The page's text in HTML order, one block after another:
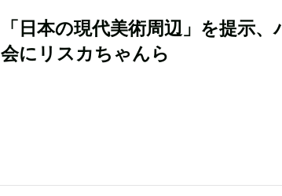
「日本の現代美術周辺」を提示
会にリスカちゃんら